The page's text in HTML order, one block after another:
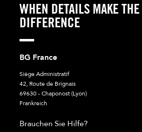
WHEN DETAILS MAKE THE
DIFFERENCE
BG France
Siège Administratif
42, Route de Brignais
69630 - Chaponost (Lyon)
Frankreich
Brauchen Sie Hilfe?